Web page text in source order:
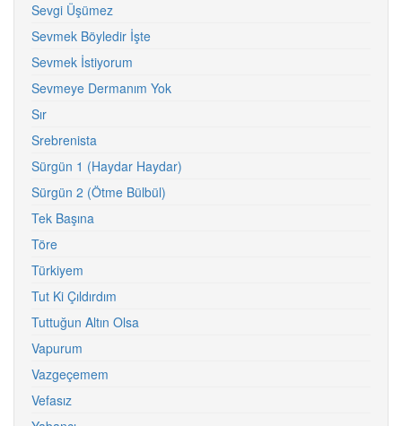
Sevgi Üşümez
Sevmek Böyledir İşte
Sevmek İstiyorum
Sevmeye Dermanım Yok
Sır
Srebrenista
Sürgün 1 (Haydar Haydar)
Sürgün 2 (Ötme Bülbül)
Tek Başına
Töre
Türkiyem
Tut Ki Çıldırdım
Tuttuğun Altın Olsa
Vapurum
Vazgeçemem
Vefasız